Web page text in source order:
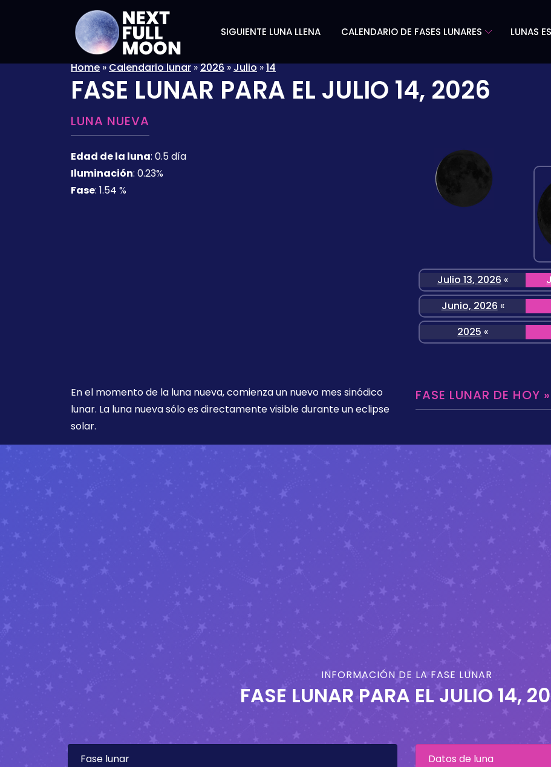
SIGUIENTE LUNA LLENA CALENDARIO DE FASES LUNARES LUNAS
Home»Calendario lunar»2026»Julio»14
FASE LUNAR PARA EL JULIO 14, 2026
LUNA NUEVA
Edad de la luna: 0.5 día
Iluminación: 0.23%
Fase: 1.54 %
Julio 13, 2026 «
Junio, 2026 «
2025 «
En el momento de la luna nueva, comienza un nuevo mes sinódico
lunar. La luna nueva sólo es directamente visible durante un eclipse
solar.
FASE LUNAR DE HOY
INFORMACIÓN DE LA FASE LUNAR
FASE LUNAR PARA ELJULIO 14,
Fase lunar Datos de luna